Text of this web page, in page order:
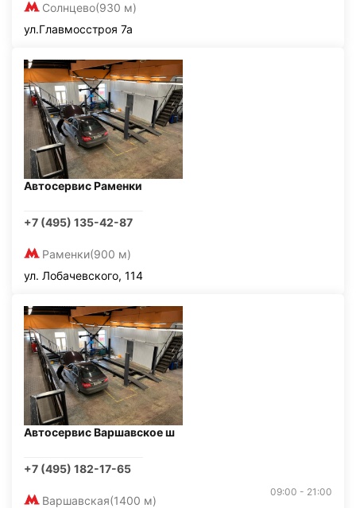
Солнцево(930 м)
ул.Главмосстроя 7а
Автосервис Раменки
+7 (495) 135-42-87
Раменки(900 м)
ул. Лобачевского, 114
Автосервис Варшавское ш
+7 (495) 182-17-65
Варшавская(1400 м)
09:00 - 21:00